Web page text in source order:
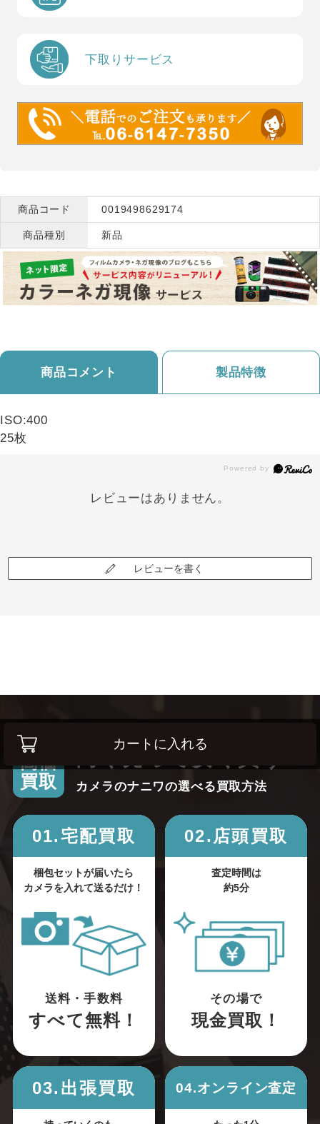
下取りサービス
カートに入れる
商品コード 0019498629174
商品種別 新品
商品コメント 製品特徴
ISO:400
25枚
レビューはありません。
レビューを書く
高価
買取
高く売って安く買う！
カメラのナニワの選べる買取方法
01.宅配買取
梱包セットが届いたら
カメラを入れて送るだけ！
送料・手数料
すべて無料！
02.店頭買取
査定時間は
約5分
その場で
現金買取！
03.出張買取 04.オンライン査定